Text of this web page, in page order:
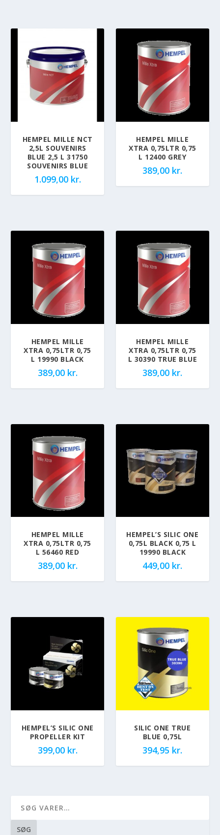
HEMPEL MILLE NCT
2,5L SOUVENIRS
BLUE 2,5 L 31750
SOUVENIRS BLUE
1.099,00 kr.
HEMPEL MILLE
XTRA 0,75LTR 0,75
L 12400 GREY
389,00 kr.
HEMPEL MILLE
XTRA 0,75LTR 0,75
L 19990 BLACK
389,00 kr.
HEMPEL MILLE
XTRA 0,75LTR 0,75
L 30390 TRUE BLUE
389,00 kr.
HEMPEL MILLE
XTRA 0,75LTR 0,75
L 56460 RED
389,00 kr.
HEMPEL’S SILIC ONE
0,75L BLACK 0,75 L
19990 BLACK
449,00 kr.
HEMPEL’S SILIC ONE
PROPELLER KIT
399,00 kr.
SILIC ONE TRUE
BLUE 0,75L
394,95 kr.
SØG